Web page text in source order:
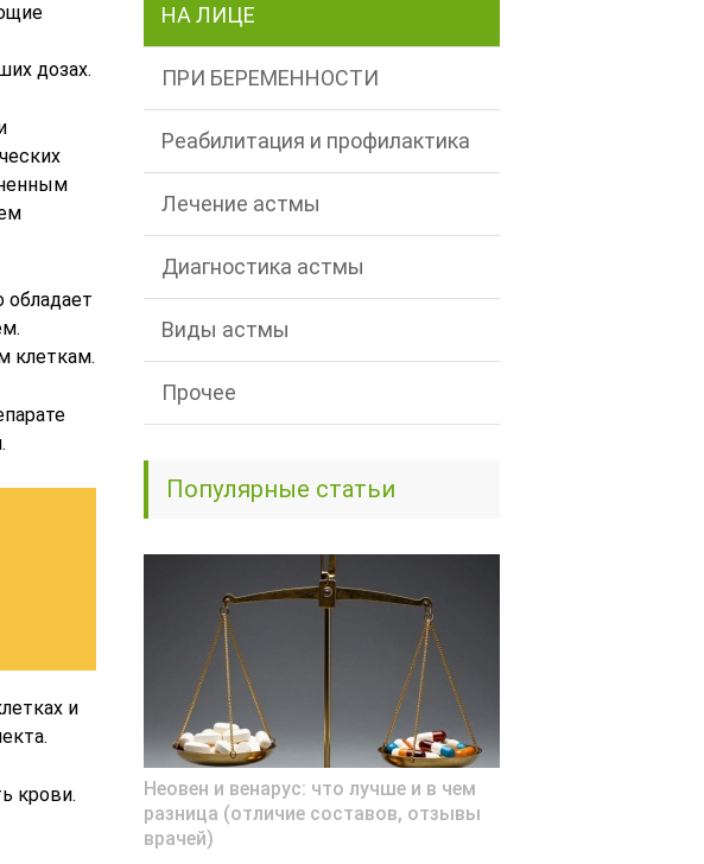
дозах.
обладает
клеткам.
и
крови.
НА ЛИЦЕ
ПРИ БЕРЕМЕННОСТИ
Реабилитация и профилактика
Лечение астмы
Диагностика астмы
Виды астмы
Прочее
Популярные статьи
Неовен и венарус: что лучше и в чем
разница (отличие составов, отзывы
врачей)